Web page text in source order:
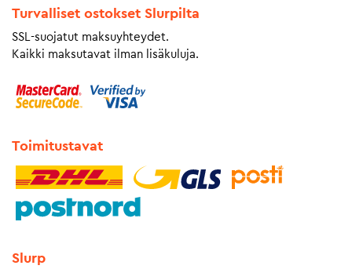
Turvalliset ostokset Slurpilta
SSL-suojatut maksuyhteydet.
Kaikki maksutavat ilman lisäkuluja.
Toimitustavat
Slurp